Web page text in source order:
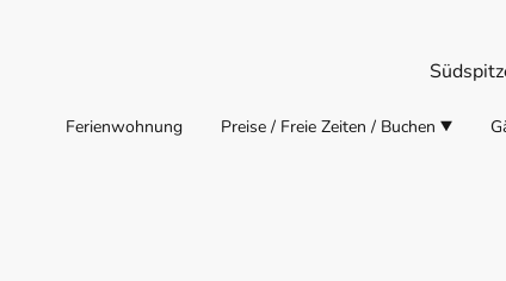
Ferienwohnung Preise / Freie Zeiten / Buchen